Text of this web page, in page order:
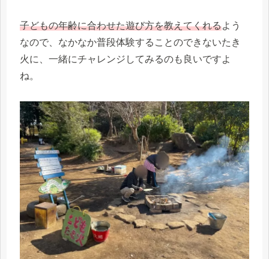
子どもの年齢に合わせた遊び方を教えてくれるよう
なので、なかなか普段体験することのできないたき
火に、一緒にチャレンジしてみるのも良いですよ
ね。